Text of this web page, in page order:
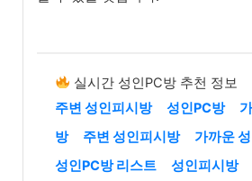
실시간 성인PC방 추천 정보
주변 성인피시방
성인PC방
방
주변 성인피시방 가까운
성인PC방 리스트
성인피시방